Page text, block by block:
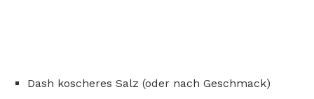
Dash koscheres Salz (oder nach Geschmack)